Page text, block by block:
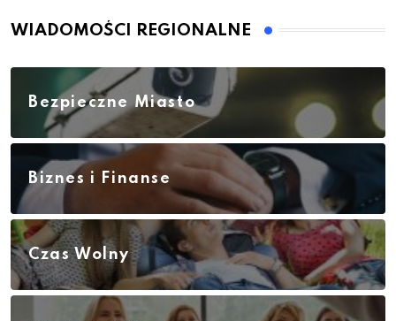
WIADOMOŚCI REGIONALNE
Bezpieczne Miasto
Biznes i Finanse
Czas Wolny